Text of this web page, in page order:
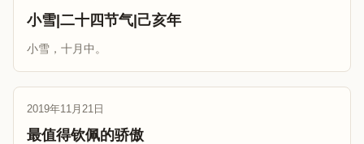
小雪|二十四节气|己亥年
小雪，十月中。
2019年11月21日
最值得钦佩的骄傲